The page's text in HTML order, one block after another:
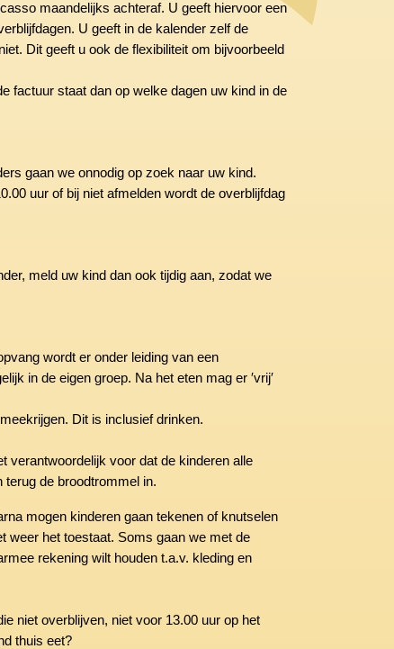
maandelijks achteraf. U geeft hiervoor een
U geeft in de kalender zelf de
Dit geeft u ook de flexibiliteit om bijvoorbeeld
factuur staat dan op welke dagen uw kind in de
gaan we onnodig op zoek naar uw kind.
uur of bij niet afmelden wordt de overblijfdag
meld uw kind dan ook tijdig aan, zodat we
wordt er onder leiding van een
in de eigen groep. Na het eten mag er ′vrij′
Dit is inclusief drinken.
verantwoordelijk voor dat de kinderen alle
de broodtrommel in.
mogen kinderen gaan tekenen of knutselen
weer het toestaat. Soms gaan we met de
rekening wilt houden t.a.v. kleding en
niet overblijven, niet voor 13.00 uur op het
thuis eet?